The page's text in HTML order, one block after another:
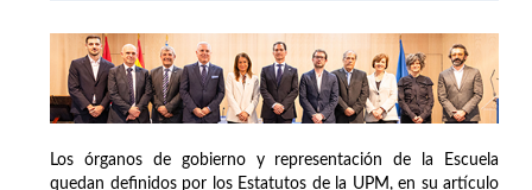
Los órganos de gobierno y representación de la Escuela
quedan definidos por los Estatutos de la UPM, en su artículo